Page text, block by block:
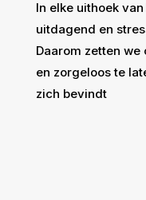
In elke uithoek
uitdagend en
Daarom zetten we
en zorgeloos te
zich bevindt